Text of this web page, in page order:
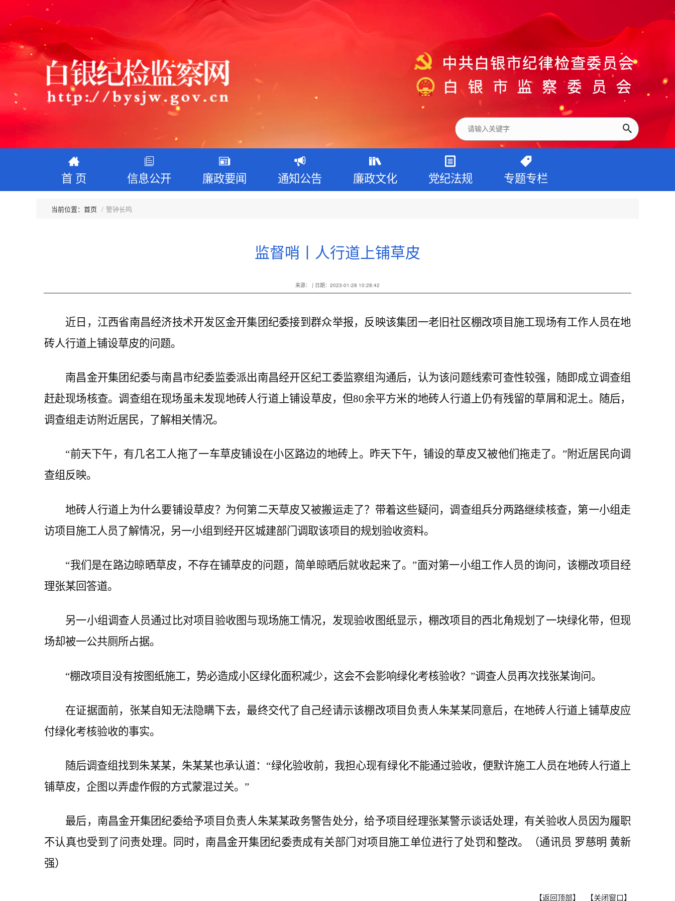
首 页 信息公开 廉政要闻 通知公告 廉政文化 党纪法规 专题专栏
首页 警钟长鸣
监督哨丨人行道上铺草皮
来源： | 日期：2023-01-28 10:28:42
近日，江西省南昌经济技术开发区金开集团纪委接到群众举报，反映该集团一老旧社区棚改项目施工现场有工作人员在地
砖人行道上铺设草皮的问题。
南昌金开集团纪委与南昌市纪委监委派出南昌经开区纪工委监察组沟通后，认为该问题线索可查性较强，随即成立调查组
赶赴现场核查。调查组在现场虽未发现地砖人行道上铺设草皮，但80余平方米的地砖人行道上仍有残留的草屑和泥土。随后，
调查组走访附近居民，了解相关情况。
“前天下午，有几名工人拖了一车草皮铺设在小区路边的地砖上。昨天下午，铺设的草皮又被他们拖走了。”附近居民向调
查组反映。
地砖人行道上为什么要铺设草皮？为何第二天草皮又被搬运走了？带着这些疑问，调查组兵分两路继续核查，第一小组走
访项目施工人员了解情况，另一小组到经开区城建部门调取该项目的规划验收资料。
“我们是在路边晾晒草皮，不存在铺草皮的问题，简单晾晒后就收起来了。”面对第一小组工作人员的询问，该棚改项目经
理张某回答道。
另一小组调查人员通过比对项目验收图与现场施工情况，发现验收图纸显示，棚改项目的西北角规划了一块绿化带，但现
场却被一公共厕所占据。
“棚改项目没有按图纸施工，势必造成小区绿化面积减少，这会不会影响绿化考核验收？”调查人员再次找张某询问。
在证据面前，张某自知无法隐瞒下去，最终交代了自己经请示该棚改项目负责人朱某某同意后，在地砖人行道上铺草皮应
付绿化考核验收的事实。
随后调查组找到朱某某，朱某某也承认道：“绿化验收前，我担心现有绿化不能通过验收，便默许施工人员在地砖人行道上
铺草皮，企图以弄虚作假的方式蒙混过关。”
最后，南昌金开集团纪委给予项目负责人朱某某政务警告处分，给予项目经理张某警示谈话处理，有关验收人员因为履职
不认真也受到了问责处理。同时，南昌金开集团纪委责成有关部门对项目施工单位进行了处罚和整改。（通讯员 罗慈明 黄新
强）
【返回顶部】 【关闭窗口】